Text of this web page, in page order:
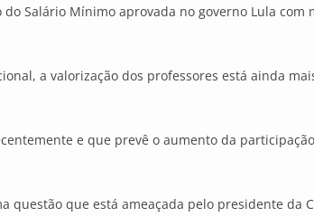
Salário Mínimo aprovada no governo Lula com
a valorização dos professores está ainda
e que prevê o aumento da
questão que está ameaçada pelo presidente da